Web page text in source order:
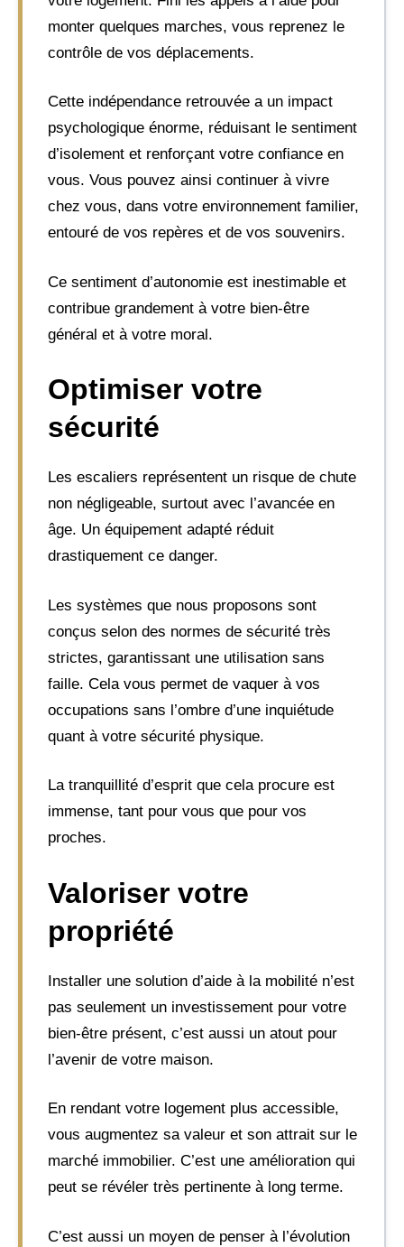
monter quelques marches, vous reprenez le
contrôle de vos déplacements.
Cette indépendance retrouvée a un impact
psychologique énorme, réduisant le sentiment
d’isolement et renforçant votre confiance en
vous. Vous pouvez ainsi continuer à vivre
chez vous, dans votre environnement familier,
entouré de vos repères et de vos souvenirs.
Ce sentiment d’autonomie est inestimable et
contribue grandement à votre bien-être
général et à votre moral.
Optimiser votre
sécurité
Les escaliers représentent un risque de chute
non négligeable, surtout avec l’avancée en
âge. Un équipement adapté réduit
drastiquement ce danger.
Les systèmes que nous proposons sont
conçus selon des normes de sécurité très
strictes, garantissant une utilisation sans
faille. Cela vous permet de vaquer à vos
occupations sans l’ombre d’une inquiétude
quant à votre sécurité physique.
La tranquillité d’esprit que cela procure est
immense, tant pour vous que pour vos
proches.
Valoriser votre
propriété
Installer une solution d’aide à la mobilité n’est
pas seulement un investissement pour votre
bien-être présent, c’est aussi un atout pour
l’avenir de votre maison.
En rendant votre logement plus accessible,
vous augmentez sa valeur et son attrait sur le
marché immobilier. C’est une amélioration qui
peut se révéler très pertinente à long terme.
C’est aussi un moyen de penser à l’évolution